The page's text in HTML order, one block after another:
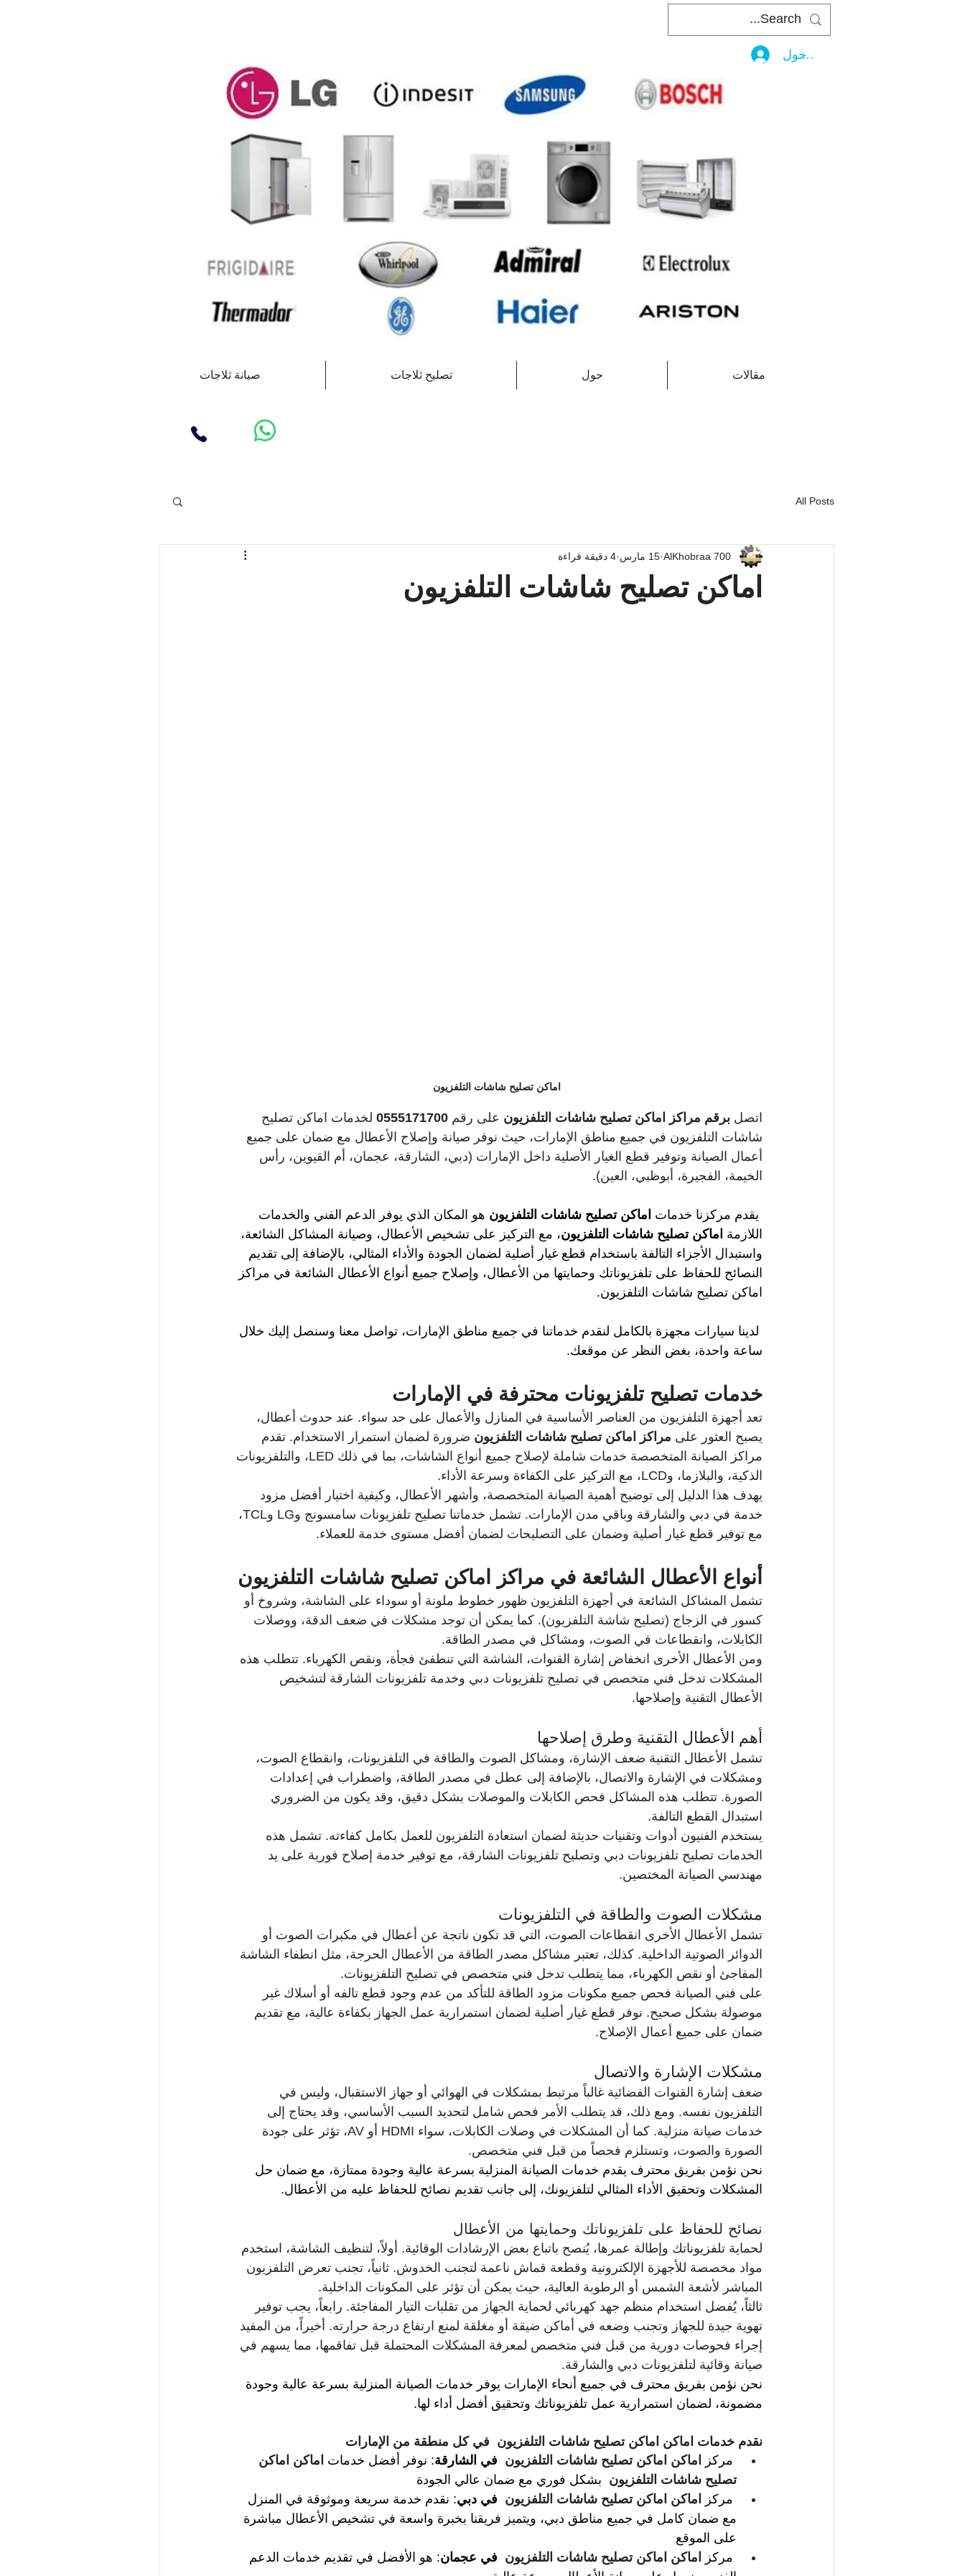
تسجيل الدخول
صيانة ثلاجات تصليح ثلاجات حول مقالات
All Posts
اماكن تصليح شاشات التلفزيون
AlKhobraa 700 15 مارس 4 دقيقة قراءة
اماكن تصليح شاشات التلفزيون
اتصل برقم مراكز اماكن تصليح شاشات التلفزيون على رقم 0555171700 لخدمات اماكن تصليح
شاشات التلفزيون في جميع مناطق الإمارات، حيث نوفر صيانة وإصلاح الأعطال مع ضمان على جميع
أعمال الصيانة وتوفير قطع الغيار الأصلية داخل الإمارات (دبي، الشارقة، عجمان، أم القيوين، رأس
الخيمة، الفجيرة، أبوظبي، العين).
يقدم مركزنا خدمات اماكن تصليح شاشات التلفزيون هو المكان الذي يوفر الدعم الفني والخدمات
اللازمة اماكن تصليح شاشات التلفزيون، مع التركيز على تشخيص الأعطال، وصيانة المشاكل الشائعة،
واستبدال الأجزاء التالفة باستخدام قطع غيار أصلية لضمان الجودة والأداء المثالي، بالإضافة إلى تقديم
النصائح للحفاظ على تلفزيوناتك وحمايتها من الأعطال، وإصلاح جميع أنواع الأعطال الشائعة في مراكز
اماكن تصليح شاشات التلفزيون.
لدينا سيارات مجهزة بالكامل لنقدم خدماتنا في جميع مناطق الإمارات، تواصل معنا وسنصل إليك خلال
ساعة واحدة، بغض النظر عن موقعك.
خدمات تصليح تلفزيونات محترفة في الإمارات
تعد أجهزة التلفزيون من العناصر الأساسية في المنازل والأعمال على حد سواء. عند حدوث أعطال،
يصبح العثور على مراكز اماكن تصليح شاشات التلفزيون ضرورة لضمان استمرار الاستخدام. تقدم
مراكز الصيانة المتخصصة خدمات شاملة لإصلاح جميع أنواع الشاشات، بما في ذلك LED، والتلفزيونات
الذكية، والبلازما، وLCD، مع التركيز على الكفاءة وسرعة الأداء.
يهدف هذا الدليل إلى توضيح أهمية الصيانة المتخصصة، وأشهر الأعطال، وكيفية اختيار أفضل مزود
خدمة في دبي والشارقة وباقي مدن الإمارات. تشمل خدماتنا تصليح تلفزيونات سامسونج وLG وTCL،
مع توفير قطع غيار أصلية وضمان على التصليحات لضمان أفضل مستوى خدمة للعملاء.
أنواع الأعطال الشائعة في مراكز اماكن تصليح شاشات التلفزيون
تشمل المشاكل الشائعة في أجهزة التلفزيون ظهور خطوط ملونة أو سوداء على الشاشة، وشروخ أو
كسور في الزجاج (تصليح شاشة التلفزيون). كما يمكن أن توجد مشكلات في ضعف الدقة، ووصلات
الكابلات، وانقطاعات في الصوت، ومشاكل في مصدر الطاقة.
ومن الأعطال الأخرى انخفاض إشارة القنوات، الشاشة التي تنطفئ فجأة، ونقص الكهرباء. تتطلب هذه
المشكلات تدخل فني متخصص في تصليح تلفزيونات دبي وخدمة تلفزيونات الشارقة لتشخيص
الأعطال التقنية وإصلاحها.
أهم الأعطال التقنية وطرق إصلاحها
تشمل الأعطال التقنية ضعف الإشارة، ومشاكل الصوت والطاقة في التلفزيونات، وانقطاع الصوت،
ومشكلات في الإشارة والاتصال، بالإضافة إلى عطل في مصدر الطاقة، واضطراب في إعدادات
الصورة. تتطلب هذه المشاكل فحص الكابلات والموصلات بشكل دقيق، وقد يكون من الضروري
استبدال القطع التالفة.
يستخدم الفنيون أدوات وتقنيات حديثة لضمان استعادة التلفزيون للعمل بكامل كفاءته. تشمل هذه
الخدمات تصليح تلفزيونات دبي وتصليح تلفزيونات الشارقة، مع توفير خدمة إصلاح فورية على يد
مهندسي الصيانة المختصين.
مشكلات الصوت والطاقة في التلفزيونات
تشمل الأعطال الأخرى انقطاعات الصوت، التي قد تكون ناتجة عن أعطال في مكبرات الصوت أو
الدوائر الصوتية الداخلية. كذلك، تعتبر مشاكل مصدر الطاقة من الأعطال الحرجة، مثل انطفاء الشاشة
المفاجئ أو نقص الكهرباء، مما يتطلب تدخل فني متخصص في تصليح التلفزيونات.
على فني الصيانة فحص جميع مكونات مزود الطاقة للتأكد من عدم وجود قطع تالفه أو أسلاك غير
موصولة بشكل صحيح. نوفر قطع غيار أصلية لضمان استمرارية عمل الجهاز بكفاءة عالية، مع تقديم
ضمان على جميع أعمال الإصلاح.
مشكلات الإشارة والاتصال
ضعف إشارة القنوات الفضائية غالباً مرتبط بمشكلات في الهوائي أو جهاز الاستقبال، وليس في
التلفزيون نفسه. ومع ذلك، قد يتطلب الأمر فحص شامل لتحديد السبب الأساسي، وقد يحتاج إلى
خدمات صيانة منزلية. كما أن المشكلات في وصلات الكابلات، سواء HDMI أو AV، تؤثر على جودة
الصورة والصوت، وتستلزم فحصاً من قبل فني متخصص.
نحن نؤمن بفريق محترف يقدم خدمات الصيانة المنزلية بسرعة عالية وجودة ممتازة، مع ضمان حل
المشكلات وتحقيق الأداء المثالي لتلفزيونك، إلى جانب تقديم نصائح للحفاظ عليه من الأعطال.
نصائح للحفاظ على تلفزيوناتك وحمايتها من الأعطال
لحماية تلفزيوناتك وإطالة عمرها، يُنصح باتباع بعض الإرشادات الوقائية. أولاً، لتنظيف الشاشة، استخدم
مواد مخصصة للأجهزة الإلكترونية وقطعة قماش ناعمة لتجنب الخدوش. ثانياً، تجنب تعرض التلفزيون
المباشر لأشعة الشمس أو الرطوبة العالية، حيث يمكن أن تؤثر على المكونات الداخلية.
ثالثاً، يُفضل استخدام منظم جهد كهربائي لحماية الجهاز من تقلبات التيار المفاجئة. رابعاً، يجب توفير
تهوية جيدة للجهاز وتجنب وضعه في أماكن ضيقة أو مغلقة لمنع ارتفاع درجة حرارته. أخيراً، من المفيد
إجراء فحوصات دورية من قبل فني متخصص لمعرفة المشكلات المحتملة قبل تفاقمها، مما يسهم في
صيانة وقائية لتلفزيونات دبي والشارقة.
نحن نؤمن بفريق محترف في جميع أنحاء الإمارات يوفر خدمات الصيانة المنزلية بسرعة عالية وجودة
مضمونة، لضمان استمرارية عمل تلفزيوناتك وتحقيق أفضل أداء لها.
نقدم خدمات اماكن اماكن تصليح شاشات التلفزيون في كل منطقة من الإمارات
مركز
اماكن اماكن تصليح شاشات التلفزيون في الشارقة: نوفر أفضل خدمات اماكن اماكن
تصليح شاشات التلفزيون بشكل فوري مع ضمان عالي الجودة
مركز
اماكن اماكن تصليح شاشات التلفزيون في دبي: نقدم خدمة سريعة وموثوقة في المنزل
مع ضمان كامل في جميع مناطق دبي، ويتميز فريقنا بخبرة واسعة في تشخيص الأعطال مباشرة
على الموقع
مركز
اماكن اماكن تصليح شاشات التلفزيون في عجمان: هو الأفضل في تقديم خدمات الدعم